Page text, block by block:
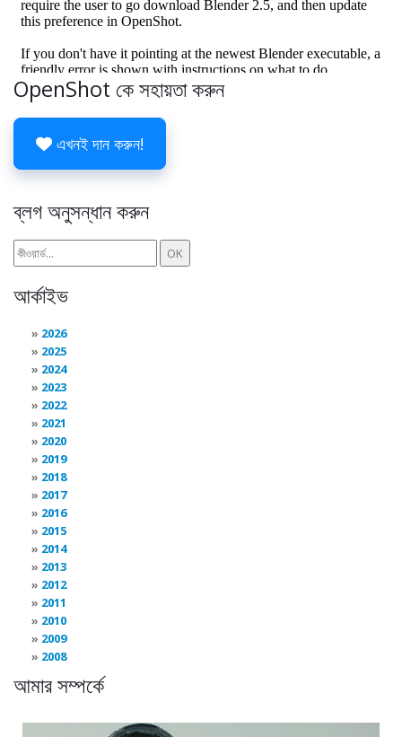
OpenShot কে সহায়তা করুন
এখনই দান করুন!
ব্লগ অনুসন্ধান করুন
আর্কাইভ
2026
2025
2024
2023
2022
2021
2020
2019
2018
2017
2016
2015
2014
2013
2012
2011
2010
2009
2008
আমার সম্পর্কে